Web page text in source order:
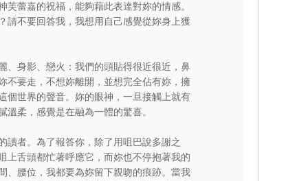
蕾嘉的祝福，能夠藉此表達對妳的情感。
請不要回答我，我想用自己感覺從妳身上獲
、身影、戀火：我們的頭貼得很近很近，鼻
不要走，不想妳離開，並想完全佔有妳，擁
個世界的聲音。妳的眼神，一旦接觸上就有
柔，感覺是在融為一體的驚喜。
讀者。為了報答你，除了用咀巴說多謝之
上舌頭都忙著呼應它，而妳也不停抱著我的
、腰位，我都要為妳留下親吻的痕跡。當我